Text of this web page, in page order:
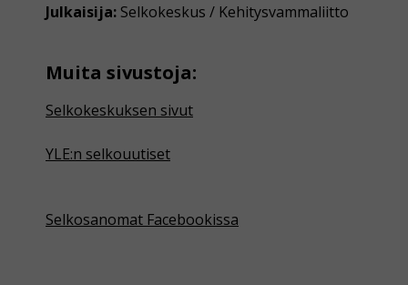
Julkaisija: Selkokeskus / Kehitysvammaliitto
Muita sivustoja:
Selkokeskuksen sivut
YLE:n selkouutiset
Selkosanomat Facebookissa